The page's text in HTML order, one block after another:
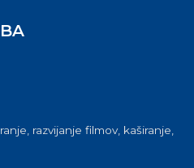
razvijanje filmov, kaširanje,